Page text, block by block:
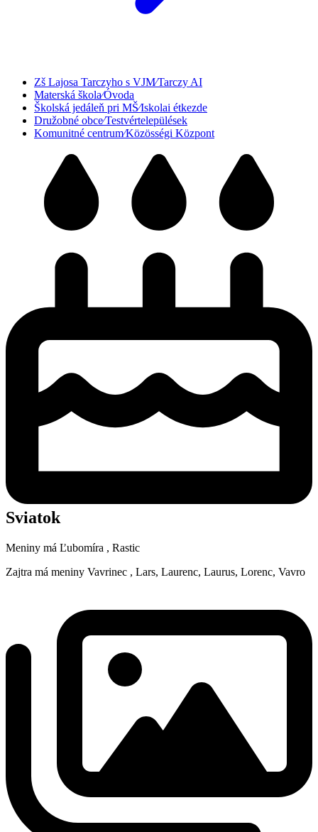
Zš Lajosa Tarczyho s VJM⁄Tarczy AI
Materská škola⁄Óvoda
Školská jedáleň pri MŠ⁄Iskolai étkezde
Družobné obce⁄Testvértelepülések
Komunitné centrum⁄Közösségi Központ
Sviatok
Meniny má Ľubomíra , Rastic
Zajtra má meniny Vavrinec , Lars, Laurenc, Laurus, Lorenc, Vavro